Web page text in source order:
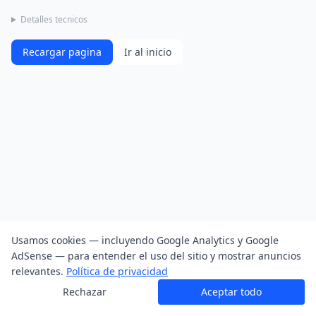
Detalles tecnicos
Recargar pagina Ir al inicio
Usamos cookies — incluyendo Google Analytics y Google
AdSense — para entender el uso del sitio y mostrar anuncios
relevantes. Política de privacidad
Rechazar
Aceptar todo